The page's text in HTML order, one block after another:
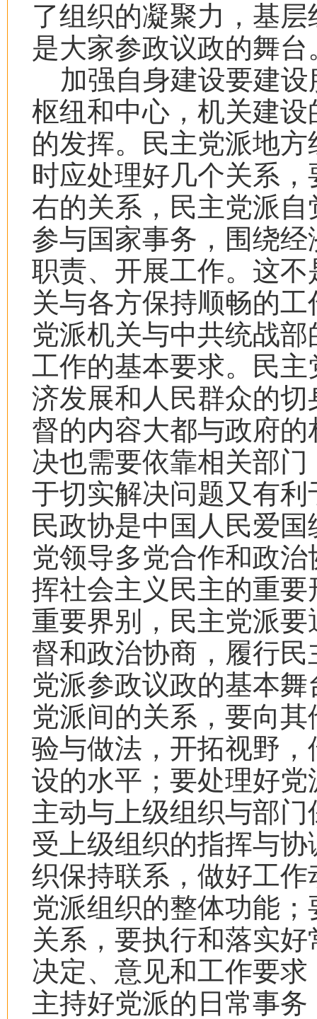
了组织的凝聚力，基
是大家参政议政的舞台
加强自身建设要建
枢纽和中心，机关建
的发挥。民主党派地
时应处理好几个关系
右的关系，民主党派
参与国家事务，围绕
职责、开展工作。这
关与各方保持顺畅的
党派机关与中共统战
工作的基本要求。民
济发展和人民群众的
督的内容大都与政府
决也需要依靠相关部
于切实解决问题又有
民政协是中国人民爱
党领导多党合作和政
挥社会主义民主的重
重要界别，民主党派
督和政治协商，履行
党派参政议政的基本
党派间的关系，要向
验与做法，开拓视野
设的水平；要处理好
主动与上级组织与部
受上级组织的指挥与
织保持联系，做好工
党派组织的整体功能
关系，要执行和落实
决定、意见和工作要
主持好党派的日常事